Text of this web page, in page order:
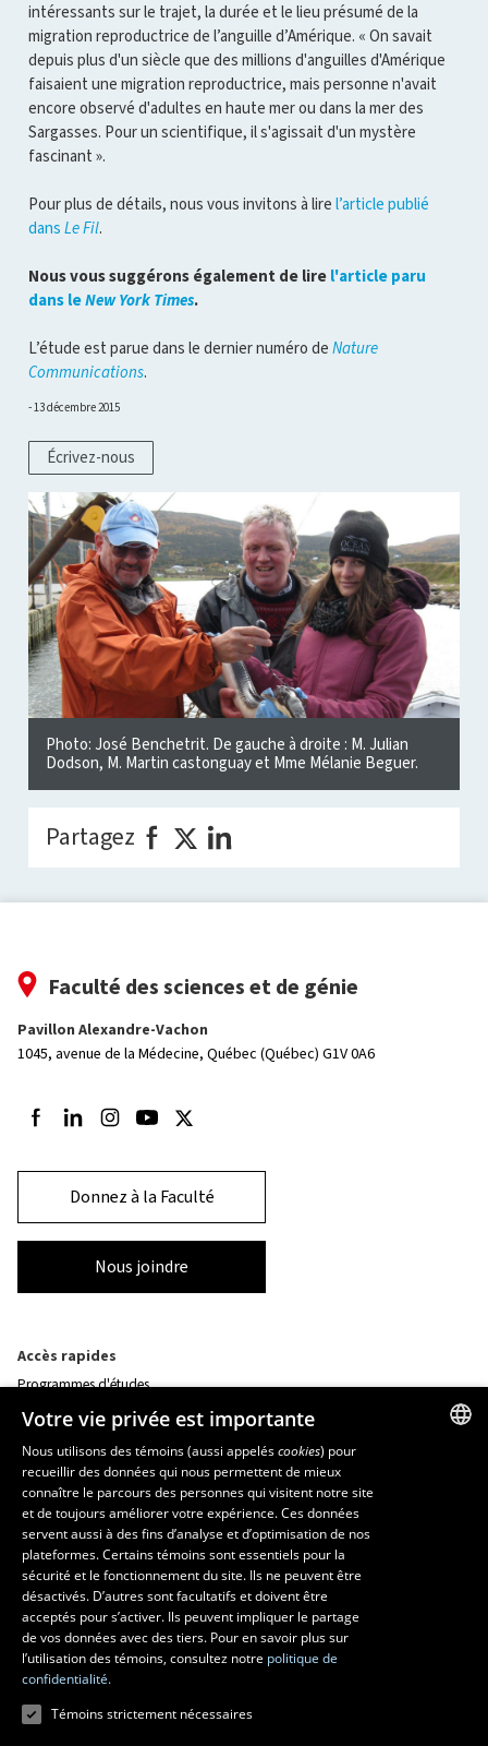
intéressants sur le trajet, la durée et le lieu présumé de la
migration reproductrice de l’anguille d’Amérique. « On savait
depuis plus d'un siècle que des millions d'anguilles d'Amérique
faisaient une migration reproductrice, mais personne n'avait
encore observé d'adultes en haute mer ou dans la mer des
Sargasses. Pour un scientifique, il s'agissait d'un mystère
fascinant ».
Pour plus de détails, nous vous invitons à lire l’article publié
dans Le Fil.
Nous vous suggérons également de lire l'article paru
dans leNew York Times.
L’étude est parue dans le dernier numéro de Nature
Communications.
13 décembre 2015
Écrivez-nous
Photo: José Benchetrit. De gauche à droite : M. Julian
Dodson, M. Martin castonguay et Mme Mélanie Beguer.
Partagez
Faculté des sciences et de génie
Pavillon Alexandre-Vachon
1045, avenue de la Médecine, Québec (Québec) G1V 0A6
Suivez-nous sur Facebook
Suivez-nous sur LinkedIn
Suivez-nous sur Instagram
Suivez-nous sur Youtube
Suivez-nous sur Twitter
Donnez à la Faculté
Nous joindre
Accès rapides
Programmes d'études
Nos départements et école
Foire aux questions
Ressources
monPortail
MESURES D'URGENCE
Composer le418 656-5555
Votre vie privée est importante
Nous utilisons des témoins (aussi appeléscookies) pour
recueillir des données qui nous permettent de mieux
connaître le parcours des personnes qui visitent notre site
et de toujours améliorer votre expérience. Ces données
servent aussi à des fins d’analyse et d’optimisation de nos
plateformes. Certains témoins sont essentiels pour la
sécurité et le fonctionnement du site. Ils ne peuvent être
désactivés. D’autres sont facultatifs et doivent être
acceptés pour s’activer. Ils peuvent impliquer le partage
de vos données avec des tiers. Pour en savoir plus sur
l’utilisation des témoins, consultez notre politique de
confidentialité.
Témoins strictement nécessaires